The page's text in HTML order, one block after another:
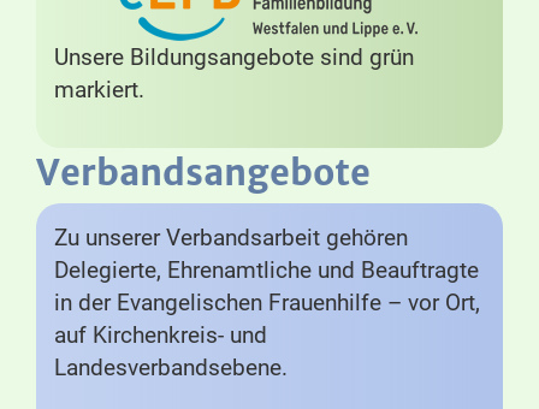
Unsere Bildungsangebote sind grün
markiert.
Verbandsangebote
Zu unserer Verbandsarbeit gehören
Delegierte, Ehrenamtliche und Beauftragte
in der Evangelischen Frauenhilfe – vor Ort,
auf Kirchenkreis- und
Landesverbandsebene.